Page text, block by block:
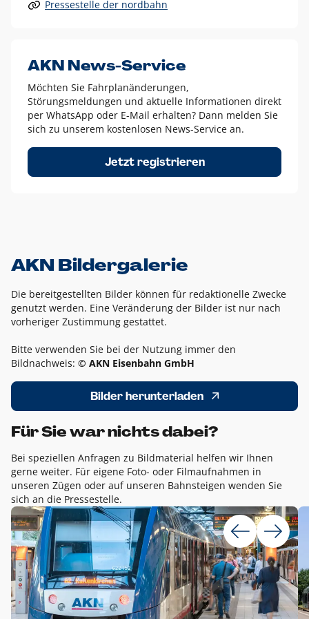
Alle anderen Logo-Varianten dürfen nur in Ausnahmefällen
Diese Ausnahmen sind zum Beispiel:
dem AKN Blau,
weißes Logo auf Fotohintergründen,
schwarzes Logo für reine Schwarz-Weiß-Umsetzungen
Um das Logo herum muss ein Schutzraum von jeweils einer
Höhe bzw. Breite des N aus AKN in alle Richtungen
Pressestelle der nordbahn
AKN News-Service
Möchten Sie Fahrplanänderungen,
Störungsmeldungen und aktuelle Informationen direkt
per WhatsApp oder E-Mail erhalten? Dann melden Sie
sich zu unserem kostenlosen News-Service an.
Jetzt registrieren
AKN Bildergalerie
Die bereitgestellten Bilder können für redaktionelle Zwecke
genutzt werden. Eine Veränderung der Bilder ist nur nach
vorheriger Zustimmung gestattet.
Bitte verwenden Sie bei der Nutzung immer den
Bildnachweis: © AKN Eisenbahn GmbH
Bilder herunterladen
Für Sie war nichts dabei?
Bei speziellen Anfragen zu Bildmaterial helfen wir Ihnen
gerne weiter. Für eigene Foto- oder Filmaufnahmen in
unseren Zügen oder auf unseren Bahnsteigen wenden Sie
sich an die Pressestelle.